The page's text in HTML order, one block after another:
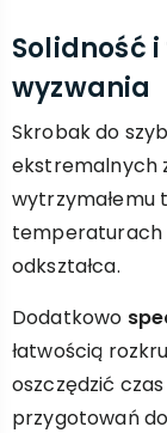
Solidność
wyzwania
Skrobak do
ekstremalnych
wytrzymałemu
temperaturach
odkształca.
Dodatkowo
łatwością
oszczędzić
przygotowań